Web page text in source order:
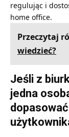
regulując i
home office.
Przeczytaj
wiedzieć?
Jeśli z
jedna